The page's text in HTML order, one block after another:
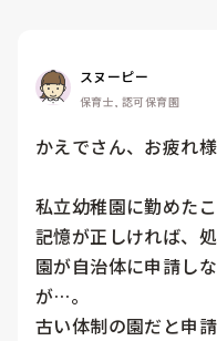
スヌーピー
保育士, 認可保育園
かえでさん、お疲れ様
私立幼稚園に勤めたこ
記憶が正しければ、
園が自治体に申請し
が…。
古い体制の園だと申